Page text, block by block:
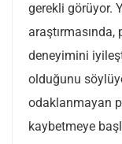
gerekli görüyor.
araştırmasında,
deneyimini
olduğunu
odaklanmayan
kaybetmeye